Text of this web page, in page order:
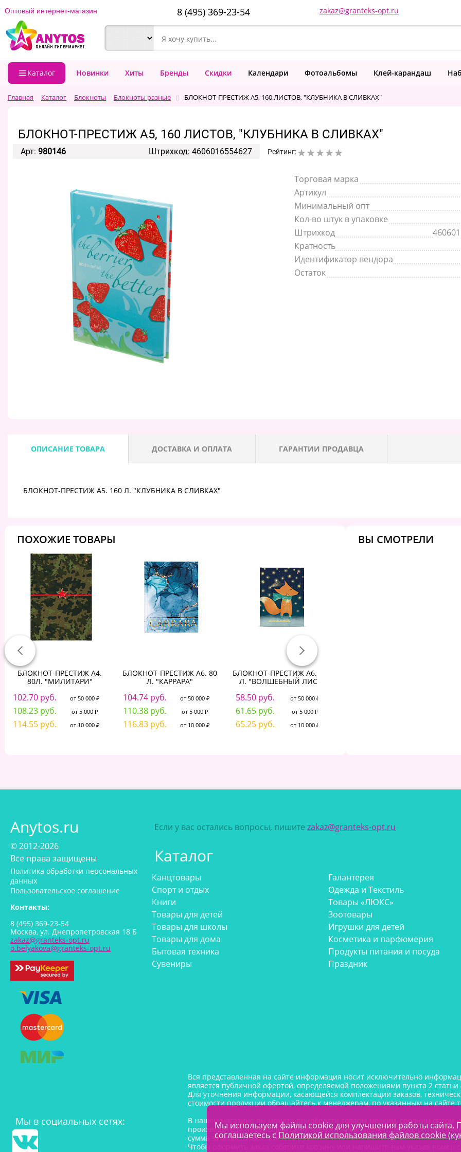
Оптовый интернет-магазин 8 (495) 369-23-54 zakaz@granteks-opt.ru
Каталог Новинки Хиты Бренды Скидки Календари Фотоальбомы Клей-карандаш
Главная Каталог Блокноты Блокноты разные БЛОКНОТ-ПРЕСТИЖ А5, 160 ЛИСТОВ, "КЛУБНИКА В СЛИВКАХ"
БЛОКНОТ-ПРЕСТИЖ А5, 160 ЛИСТОВ, "КЛУБНИКА В СЛИВКАХ"
Арт: 980146 Штрихкод: 4606016554627 Рейтинг:
Торговая марка
Артикул
Минимальный опт
Кол-во штук в упаковке
Штрихкод
Кратность
Идентификатор вендора
Остаток
ОПИСАНИЕ ТОВАРА ДОСТАВКА И ОПЛАТА ГАРАНТИИ ПРОДАВЦА
БЛОКНОТ-ПРЕСТИЖ А5. 160 Л. "КЛУБНИКА В СЛИВКАХ"
ПОХОЖИЕ ТОВАРЫ
БЛОКНОТ-ПРЕСТИЖ А4.
80Л. "МИЛИТАРИ"
102.70 руб. от 50 000 ₽
108.23 руб. от 5 000 ₽
114.55 руб. от 10 000 ₽
БЛОКНОТ-ПРЕСТИЖ А6. 80
Л. "КАРРАРА"
104.74 руб. от 50 000 ₽
110.38 руб. от 5 000 ₽
116.83 руб. от 10 000 ₽
БЛОКНОТ-ПРЕСТИЖ А6. 80
Л. "ВОЛШЕБНЫЙ ЛИС"
58.50 руб. от 50 000 ₽
61.65 руб. от 5 000 ₽
65.25 руб. от 10 000 ₽
ВЫ СМОТРЕЛИ
Anytos.ru
© 2012-2026
Все права защищены
Политика обработки персональных
данных
Пользовательское соглашение
Контакты:
8 (495) 369-23-54
Москва, ул. Днепропетровская 18 Б
zakaz@granteks-opt.ru
o.belyakova@granteks-opt.ru
Если у вас остались вопросы, пишите zakaz@granteks-opt.ru
Каталог
Канцтовары
Спорт и отдых
Книги
Товары для детей
Товары для школы
Товары для дома
Бытовая техника
Сувениры
Галантерея
Одежда и Текстиль
Товары «ЛЮКС»
Зоотовары
Игрушки для детей
Косметика и парфюмерия
Продукты питания и посуда
Праздник
Мы в социальных сетях:
Вся представленная на сайте информация носит исключительно
является публичной офертой, определяемой положениями пункта 2
Для уточнения информации, касающейся комплектации заказов,
стоимости продукции обращайтесь к менеджерам, по указанным на сайте
В нашем магазине вы можете приобрести товары мелким, средним оптом
производителя. Товары для одностраничников, маркетплейсов оптом со
сумма заказа составляем 5000 руб.
Чтобы оформить заказ соберите корзину или напишите нам указав номер
Мы используем файлы cookie для улучшения работы сайта.
соглашаетесь с Политикой использования файлов cookie